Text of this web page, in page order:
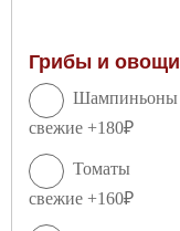
Грибы и овощи
Шампиньоны
свежие +180₽
Томаты
свежие +160₽